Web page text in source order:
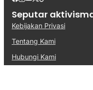
Seputar
Kebijakan Privasi
Tentang Kami
Hubungi Kami